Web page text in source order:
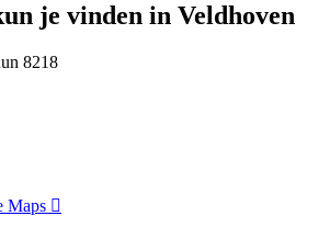
je vinden in Veldhoven
8218
Maps